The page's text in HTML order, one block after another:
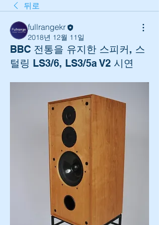
뒤로
fullrangekr
2018년 12월 11일
BBC 전통을 유지한 스피커, 스
털링 LS3/6, LS3/5a V2 시연